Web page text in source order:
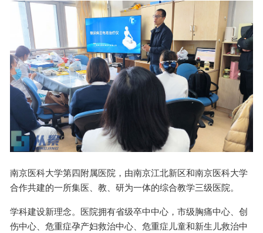
南京医科大学第四附属医院，由南京江北新区和南京医科大学
合作共建的一所集医、教、研为一体的综合教学三级医院。
学科建设新理念。医院拥有省级卒中中心，市级胸痛中心、创
伤中心、危重症孕产妇救治中心、危重症儿童和新生儿救治中